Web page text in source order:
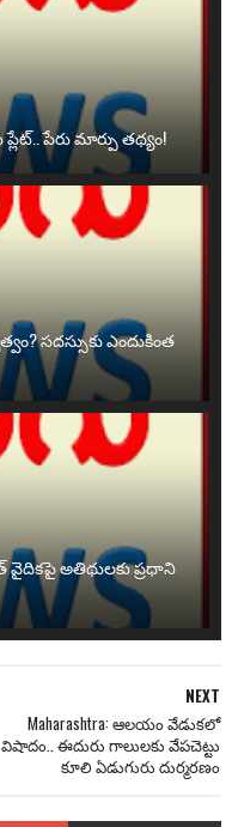
పేరు మార్పు తథ్యం!
సదస్సుకు ఎందుకింత
వైదికపై అతిథులకు ప్రధాని
NEXT
Maharashtra: ఆలయం వేడుకలో
విషాదం.. ఈదురు గాలులకు వేపచెట్టు
కూలి ఏడుగురు దుర్మరణం